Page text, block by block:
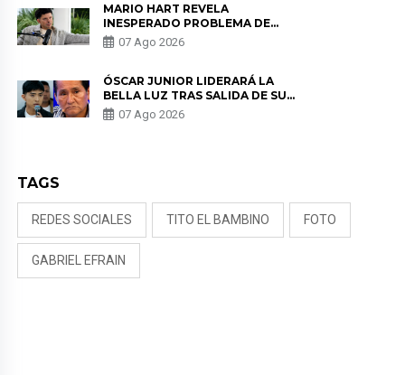
MARIO HART REVELA
INESPERADO PROBLEMA DE
SALUD ANTES DE SEPARARSE DE
KORINA: “ME ENCONTRARON UN
07 Ago 2026
ÓSCAR JUNIOR LIDERARÁ LA
BELLA LUZ TRAS SALIDA DE SU
PADRE POR POLÉMICA CON
NALDY SALDAÑA
07 Ago 2026
TAGS
REDES SOCIALES TITO EL BAMBINO FOTO
GABRIEL EFRAIN